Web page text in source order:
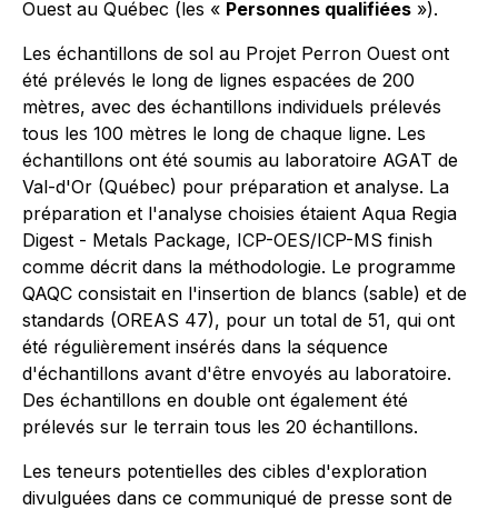
Ouest au Québec (les « Personnes qualifiées »).
Les échantillons de sol au Projet Perron Ouest ont
été prélevés le long de lignes espacées de 200
mètres, avec des échantillons individuels prélevés
tous les 100 mètres le long de chaque ligne. Les
échantillons ont été soumis au laboratoire AGAT de
Val-d'Or (Québec) pour préparation et analyse. La
préparation et l'analyse choisies étaient Aqua Regia
Digest - Metals Package, ICP-OES/ICP-MS finish
comme décrit dans la méthodologie. Le programme
QAQC consistait en l'insertion de blancs (sable) et de
standards (OREAS 47), pour un total de 51, qui ont
été régulièrement insérés dans la séquence
d'échantillons avant d'être envoyés au laboratoire.
Des échantillons en double ont également été
prélevés sur le terrain tous les 20 échantillons.
Les teneurs potentielles des cibles d'exploration
divulguées dans ce communiqué de presse sont de